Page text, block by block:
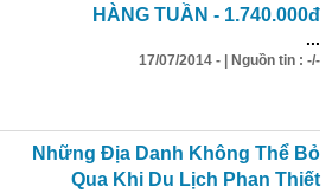
HÀNG TUẦN - 1.740.000đ
...
17/07/2014 - | Nguồn tin : -/-
Những Địa Danh Không Thể Bỏ
Qua Khi Du Lịch Phan Thiết